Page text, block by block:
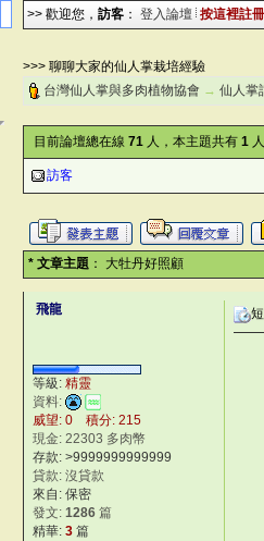
>> 歡迎您， 訪客： 登入論壇 按這裡註冊
>>> 聊聊大家的仙人掌栽培經驗
台灣仙人掌與多肉植物協會 → 仙人掌
目前論壇總在線 71人，本主題共有 1人
訪客
* 文章主題： 大牡丹好照顧
飛龍
等級: 精靈
資料:
威望: 0 積分: 215
現金: 22303 多肉幣
存款: >9999999999999
貸款: 沒貸款
來自: 保密
發文: 1286篇
精華: 3篇